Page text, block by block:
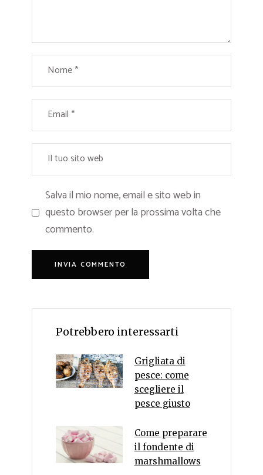
Salva il mio nome, email e sito web in
questo browser per la prossima volta che
commento.
Potrebbero interessarti
Grigliata di
pesce: come
scegliere il
pesce giusto
Come preparare
il fondente di
marshmallows